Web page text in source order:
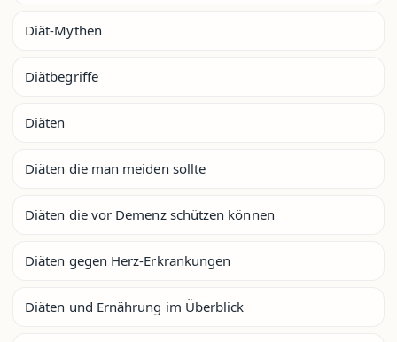
Diät-Mythen
Diätbegriffe
Diäten
Diäten die man meiden sollte
Diäten die vor Demenz schützen können
Diäten gegen Herz-Erkrankungen
Diäten und Ernährung im Überblick